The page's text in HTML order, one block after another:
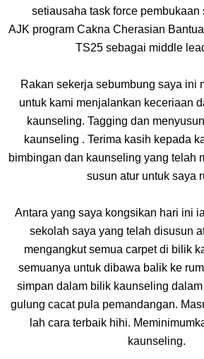
setiausaha task force pembukaan
AJK program Cakna Cherasian
TS25 sebagai middle
Rakan sekerja sebumbung saya ini
untuk kami menjalankan keceriaan
kaunseling. Tagging dan
kaunseling . Terima kasih kepada
bimbingan dan kaunseling yang telah
susun atur untuk saya
Antara yang saya kongsikan hari ini
sekolah saya yang telah disusun
mengangkut semua carpet di bilik
semuanya untuk dibawa balik ke
simpan dalam bilik kaunseling
gulung cacat pula pemandangan.
lah cara terbaik hihi.
kaunseling.